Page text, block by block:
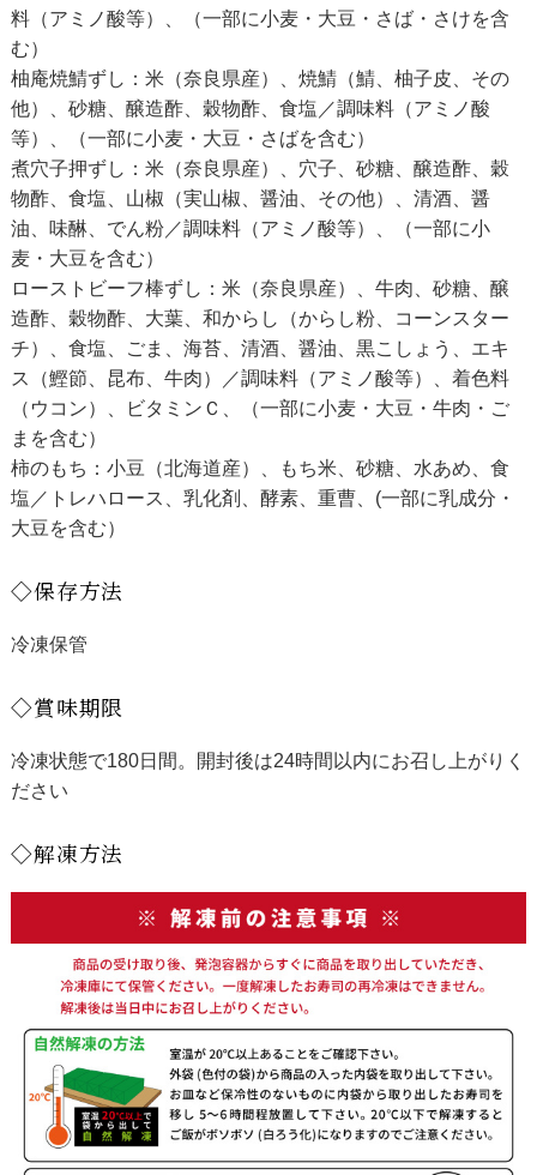
料（アミノ酸等）、（一部に小麦・大豆・さば・さけを含
む）
柚庵焼鯖ずし：米（奈良県産）、焼鯖（鯖、柚子皮、その
他）、砂糖、醸造酢、穀物酢、食塩／調味料（アミノ酸
等）、（一部に小麦・大豆・さばを含む）
煮穴子押ずし：米（奈良県産）、穴子、砂糖、醸造酢、穀
物酢、食塩、山椒（実山椒、醤油、その他）、清酒、醤
油、味醂、でん粉／調味料（アミノ酸等）、（一部に小
麦・大豆を含む）
ローストビーフ棒ずし：米（奈良県産）、牛肉、砂糖、醸
造酢、穀物酢、大葉、和からし（からし粉、コーンスター
チ）、食塩、ごま、海苔、清酒、醤油、黒こしょう、エキ
ス（鰹節、昆布、牛肉）／調味料（アミノ酸等）、着色料
（ウコン）、ビタミンＣ、（一部に小麦・大豆・牛肉・ご
まを含む）
柿のもち：小豆（北海道産）、もち米、砂糖、水あめ、食
塩／トレハロース、乳化剤、酵素、重曹、(一部に乳成分・
大豆を含む）
◇保存方法
冷凍保管
◇賞味期限
冷凍状態で180日間。開封後は24時間以内にお召し上がりく
ださい
◇解凍方法